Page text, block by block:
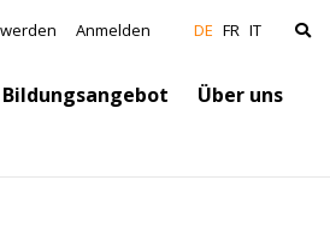
Anmelden DE FR IT
Bildungsangebot
Über uns